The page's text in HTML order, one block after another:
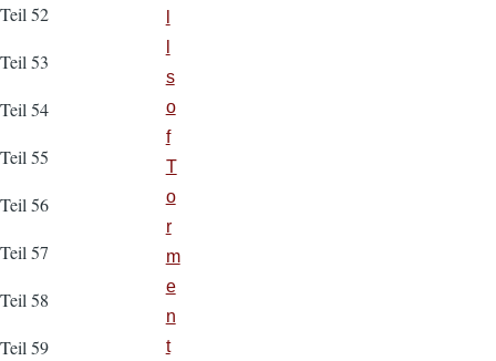
Teil 52
Teil 53
Teil 54
Teil 55
Teil 56
Teil 57
Teil 58
Teil 59
s
o
f
T
o
r
m
e
n
t